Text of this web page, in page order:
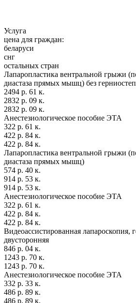
Услуга
цена для граждан:
беларуси
снг
остальных стран
Лапаропластика вентральной грыжи
диастаза прямых мышц) без
2494 р. 61 к.
2832 р. 09 к.
2832 р. 09 к.
Анестезиологическое пособие ЭТА
322 р. 61 к.
422 р. 84 к.
422 р. 84 к.
Лапаропластика вентральной грыжи
диастаза прямых мышц)
574 р. 40 к.
914 р. 53 к.
914 р. 53 к.
Анестезиологическое пособие ЭТА
322 р. 61 к.
422 р. 84 к.
422 р. 84 к.
Видеоассистированная лапароскопия,
двусторонняя
846 р. 04 к.
1243 р. 70 к.
1243 р. 70 к.
Анестезиологическое пособие ЭТА
332 р. 33 к.
486 р. 89 к.
486 р. 89 к.